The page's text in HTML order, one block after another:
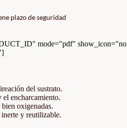
plazo de seguridad
mode="pdf"
del sustrato.
encharcamiento.
oxigenadas.
y reutilizable.